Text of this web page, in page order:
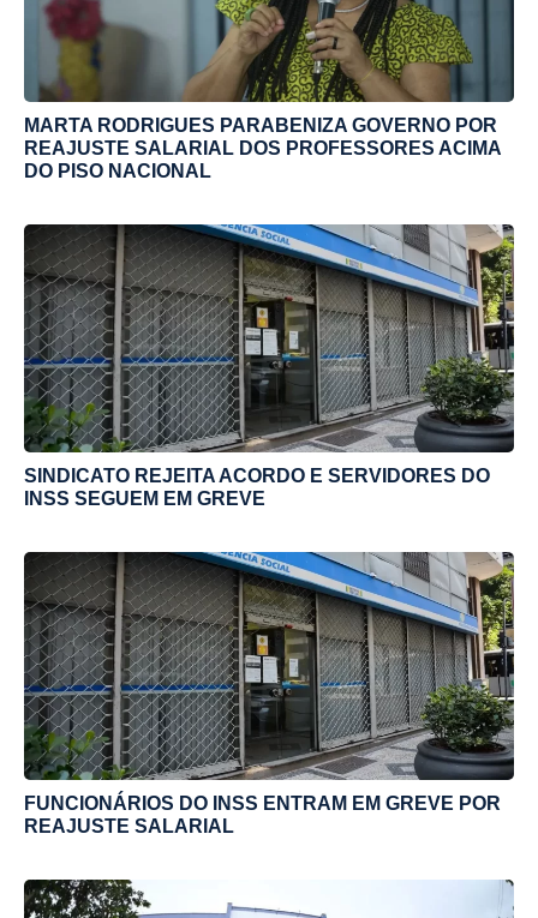
MARTA RODRIGUES PARABENIZA GOVERNO POR
REAJUSTE SALARIAL DOS PROFESSORES ACIMA
DO PISO NACIONAL
SINDICATO REJEITA ACORDO E SERVIDORES DO
INSS SEGUEM EM GREVE
FUNCIONÁRIOS DO INSS ENTRAM EM GREVE POR
REAJUSTE SALARIAL